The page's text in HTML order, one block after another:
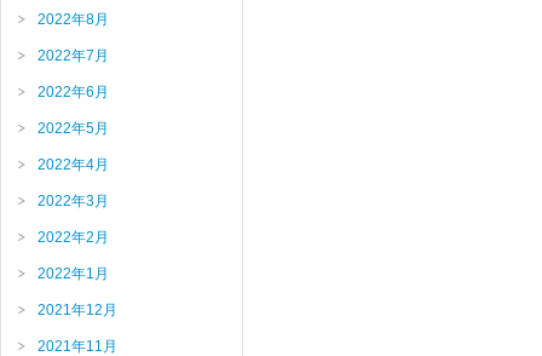
2022年8月
2022年7月
2022年6月
2022年5月
2022年4月
2022年3月
2022年2月
2022年1月
2021年12月
2021年11月